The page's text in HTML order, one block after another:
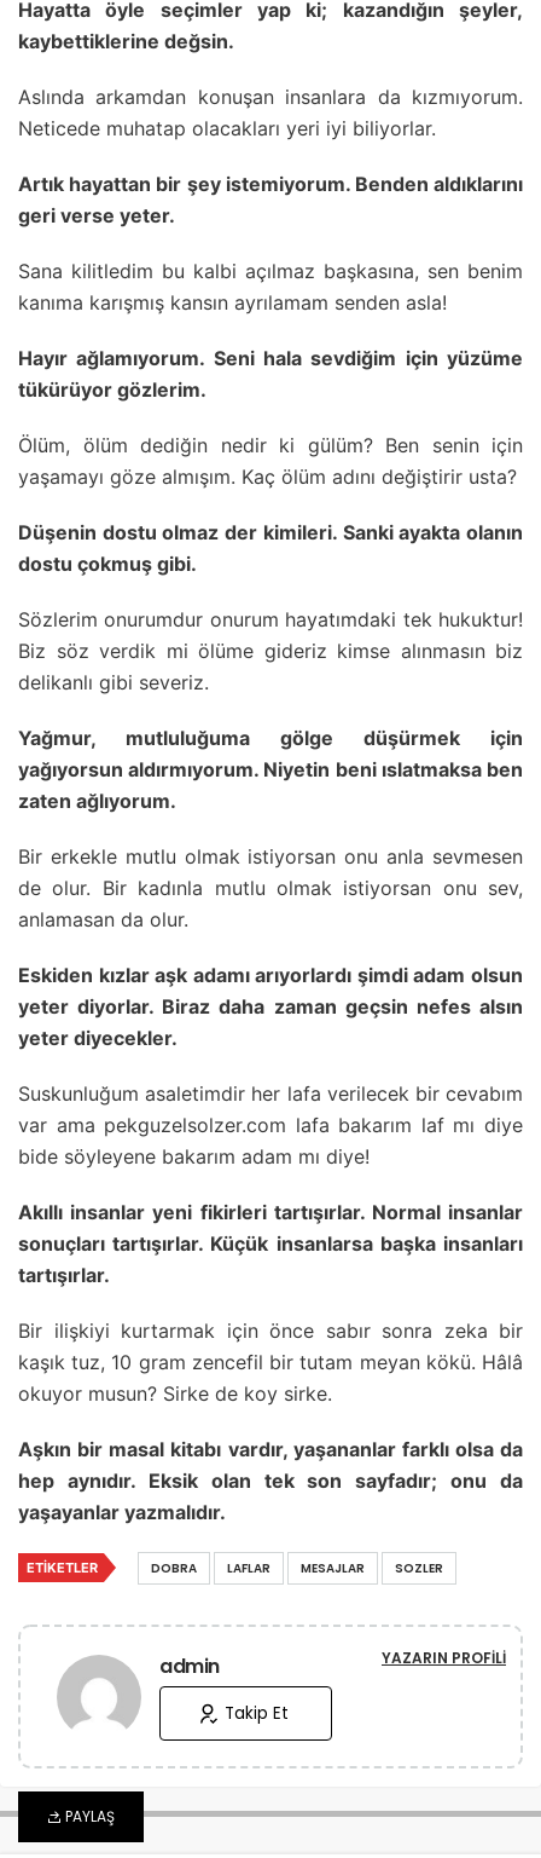
PAYLAŞ
Hayatta öyle seçimler yap ki; kazandığın şeyler,
kaybettiklerine değsin.
Aslında arkamdan konuşan insanlara da kızmıyorum.
Neticede muhatap olacakları yeri iyi biliyorlar.
Artık hayattan bir şey istemiyorum. Benden aldıklarını
geri verse yeter.
Sana kilitledim bu kalbi açılmaz başkasına, sen benim
kanıma karışmış kansın ayrılamam senden asla!
Hayır ağlamıyorum. Seni hala sevdiğim için yüzüme
tükürüyor gözlerim.
Ölüm, ölüm dediğin nedir ki gülüm? Ben senin için
yaşamayı göze almışım. Kaç ölüm adını değiştirir usta?
Düşenin dostu olmaz der kimileri. Sanki ayakta olanın
dostu çokmuş gibi.
Sözlerim onurumdur onurum hayatımdaki tek hukuktur!
Biz söz verdik mi ölüme gideriz kimse alınmasın biz
delikanlı gibi severiz.
Yağmur, mutluluğuma gölge düşürmek için
yağıyorsun aldırmıyorum. Niyetin beni ıslatmaksa ben
zaten ağlıyorum.
Bir erkekle mutlu olmak istiyorsan onu anla sevmesen
de olur. Bir kadınla mutlu olmak istiyorsan onu sev,
anlamasan da olur.
Eskiden kızlar aşk adamı arıyorlardı şimdi adam olsun
yeter diyorlar. Biraz daha zaman geçsin nefes alsın
yeter diyecekler.
Suskunluğum asaletimdir her lafa verilecek bir cevabım
var ama pekguzelsolzer.com lafa bakarım laf mı diye
bide söyleyene bakarım adam mı diye!
Akıllı insanlar yeni fikirleri tartışırlar. Normal insanlar
sonuçları tartışırlar. Küçük insanlarsa başka insanları
tartışırlar.
Bir ilişkiyi kurtarmak için önce sabır sonra zeka bir
kaşık tuz, 10 gram zencefil bir tutam meyan kökü. Hâlâ
okuyor musun? Sirke de koy sirke.
Aşkın bir masal kitabı vardır, yaşananlar farklı olsa da
hep aynıdır. Eksik olan tek son sayfadır; onu da
yaşayanlar yazmalıdır.
ETIKETLER DOBRA LAFLAR MESAJLAR SOZLER
admin YAZARIN PROFILI
Takip Et